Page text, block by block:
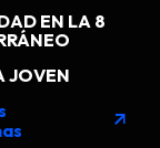
EN LA 8
JOVEN
arrow_outward